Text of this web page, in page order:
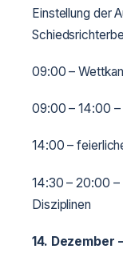
Einstellung der
09:00 –
09:00 – 14:00 –
14:00 –
14:30 – 20:00 –
Disziplinen
14. Dezember